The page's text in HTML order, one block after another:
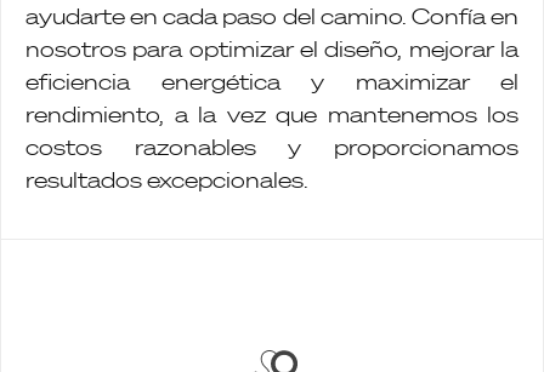
ayudarte en cada paso del camino. Confía en
nosotros para optimizar el diseño, mejorar la
eficiencia energética y maximizar el
rendimiento, a la vez que mantenemos los
costos razonables y proporcionamos
resultados excepcionales.